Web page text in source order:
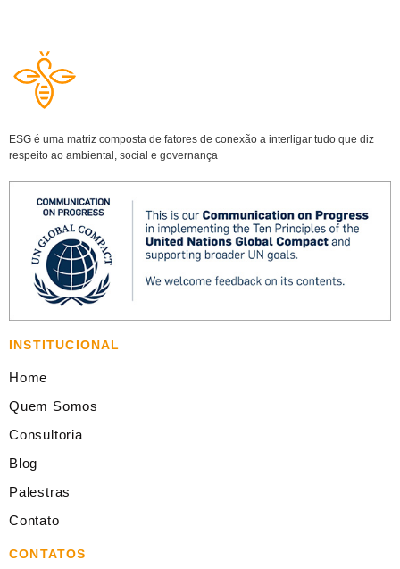
ESG é uma matriz composta de fatores de conexão a interligar tudo que diz
respeito ao ambiental, social e governança
INSTITUCIONAL
Home
Quem Somos
Consultoria
Blog
Palestras
Contato
CONTATOS